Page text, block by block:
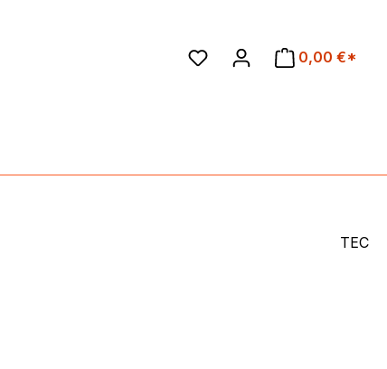
0,00 €*
TEC